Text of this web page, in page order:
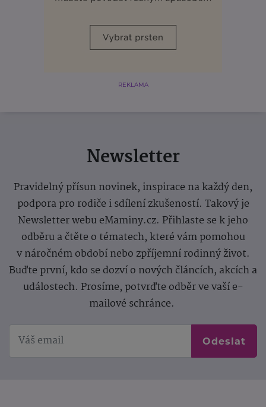
REKLAMA
Newsletter
Pravidelný přísun novinek, inspirace na každý den,
podpora pro rodiče i sdílení zkušeností. Takový je
Newsletter webu eMaminy.cz. Přihlaste se k jeho
odběru a čtěte o tématech, které vám pomohou
v náročném období nebo zpříjemní rodinný život.
Buďte první, kdo se dozví o nových článcích, akcích a
událostech. Prosíme, potvrďte odběr ve vaší e-
mailové schránce.
Odeslat